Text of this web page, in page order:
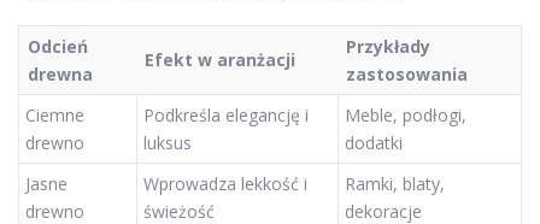
Odcień
drewna
Efekt w aranżacji
Przykłady
zastosowania
Ciemne
drewno
Podkreśla elegancję i
luksus
Meble, podłogi,
dodatki
Jasne
drewno
Wprowadza lekkość i
świeżość
Ramki, blaty,
dekoracje